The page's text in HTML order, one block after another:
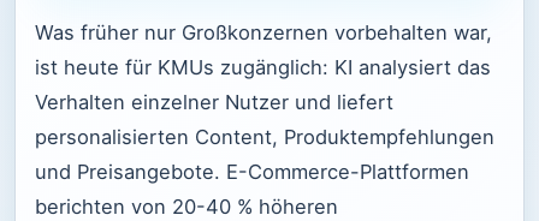
Was früher nur Großkonzernen vorbehalten war,
ist heute für KMUs zugänglich: KI analysiert das
Verhalten einzelner Nutzer und liefert
personalisierten Content, Produktempfehlungen
und Preisangebote. E-Commerce-Plattformen
berichten von 20-40 % höheren